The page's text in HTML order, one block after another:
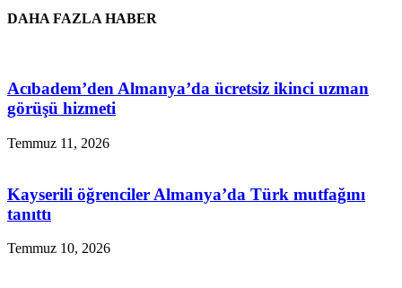
DAHA FAZLA HABER
Acıbadem’den Almanya’da ücretsiz ikinci uzman
görüşü hizmeti
Temmuz 11, 2026
Kayserili öğrenciler Almanya’da Türk mutfağını
tanıttı
Temmuz 10, 2026